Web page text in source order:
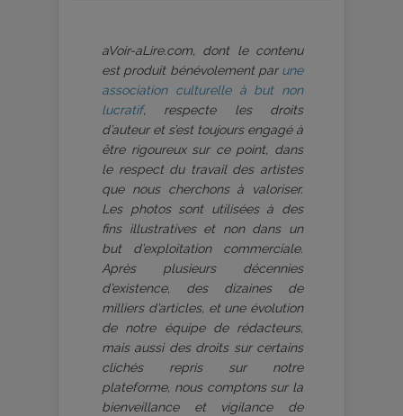
aVoir-aLire.com, dont le contenu
est produit bénévolement par une
association culturelle à but non
lucratif, respecte les droits
d’auteur et s’est toujours engagé à
être rigoureux sur ce point, dans
le respect du travail des artistes
que nous cherchons à valoriser.
Les photos sont utilisées à des
fins illustratives et non dans un
but d’exploitation commerciale.
Après plusieurs décennies
d’existence, des dizaines de
milliers d’articles, et une évolution
de notre équipe de rédacteurs,
mais aussi des droits sur certains
clichés repris sur notre
plateforme, nous comptons sur la
bienveillance et vigilance de